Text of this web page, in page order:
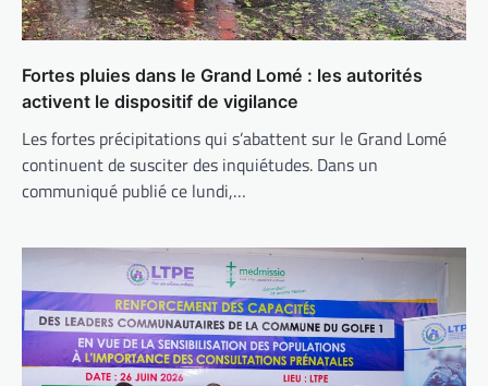
Fortes pluies dans le Grand Lomé : les autorités
activent le dispositif de vigilance
Les fortes précipitations qui s’abattent sur le Grand Lomé
continuent de susciter des inquiétudes. Dans un
communiqué publié ce lundi,…